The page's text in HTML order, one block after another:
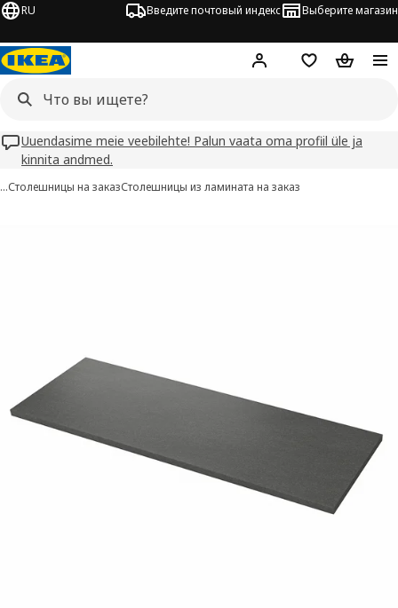
RU Введите почтовый индекс Выберите магазин
Hej! ВойтиСписокКорзина
Uuendasime meie veebilehte! Palun vaata oma profiil üle ja
kinnita andmed.
…Столешницы на заказСтолешницы из ламината на заказ